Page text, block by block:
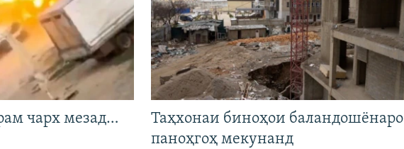
чарх мезад…
Таҳхонаи биноҳои баландошёнаро
паноҳгоҳ мекунанд